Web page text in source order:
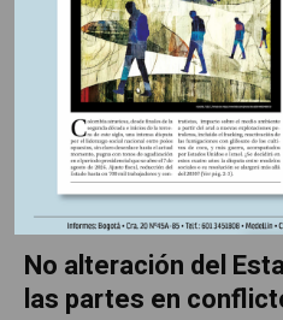
de la guerrilla? Si ésta aplica el
sociedad civil habrá menos
de aplicarlo dará la razón a
como terrorismo, delincuencia
anarquía.
No alteración del
las partes en